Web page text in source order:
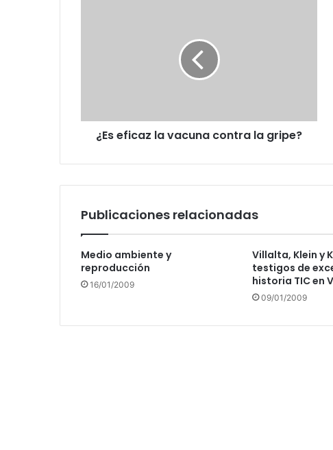
¿Es eficaz la vacuna contra la gripe?
Publicaciones relacionadas
Medio ambiente y
reproducción
16/01/2009
Villalta, Klein y
testigos de
historia TIC en
09/01/2009